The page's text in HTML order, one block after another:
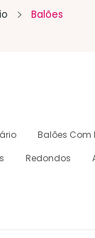
Balões
Balões Com
Redondos